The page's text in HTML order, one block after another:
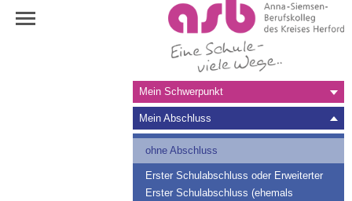
Navigation
überspringen
Mein Schwerpunkt
Mein Abschluss
ohne Abschluss
Erster Schulabschluss oder Erweiterter
Erster Schulabschluss (ehemals